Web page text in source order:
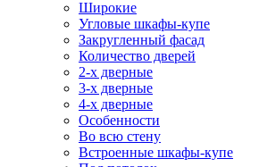
Широкие
Угловые шкафы-купе
Закругленный фасад
Количество дверей
2-х дверные
3-х дверные
4-х дверные
Особенности
Во всю стену
Встроенные шкафы-купе